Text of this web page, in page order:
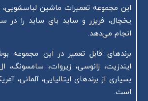
این مجموعه تعمیرات ماشین
یخچال، فریزر و ساید بای ساید را
انجام می‌دهد.
برندهای قابل تعمیر در این مجموعه
ایندزیت، زانوسی، زیروات، سامسونگ،
بسیاری از برندهای ایتالیایی، آلمانی،
است.